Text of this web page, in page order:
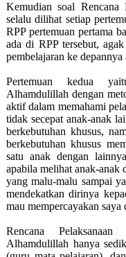
Kemudian soal Rencana
selalu dilihat setiap
RPP pertemuan pertama
ada di RPP tersebut,
pembelajaran ke
Pertemuan kedua
Alhamdulillah dengan
aktif dalam memahami
tidak secepat anak-anak
berkebutuhan khusus,
berkebutuhan khusus
satu anak dengan
apabila melihat anak-anak
yang malu-malu sampai
mendekatkan dirinya
mau mempercayakan
Rencana
Alhamdulillah hanya